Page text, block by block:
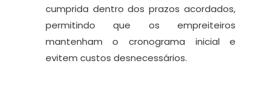
cumprida dentro dos prazos acordados,
permitindo que os empreiteiros
mantenham o cronograma inicial e
evitem custos desnecessários.